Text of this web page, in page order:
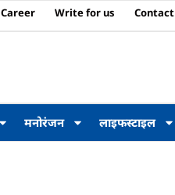
Career Write for us Contact
मनोरंजन लाइफस्टाइल